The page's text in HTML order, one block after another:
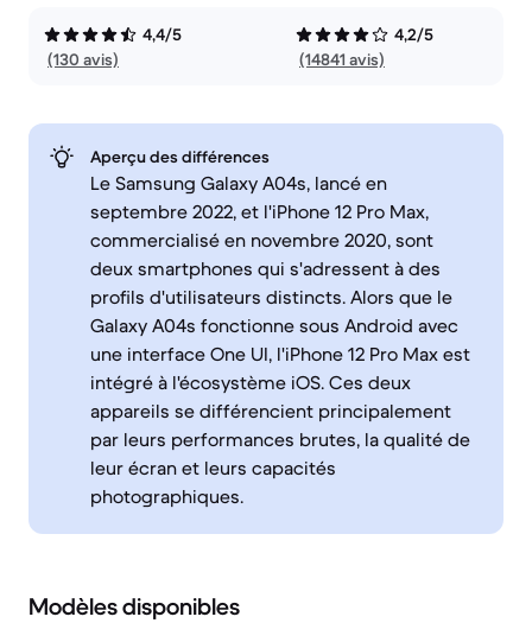
4,4/5
(130 avis)
4,2/5
(14841 avis)
Aperçu des différences
Le Samsung Galaxy A04s, lancé en
septembre 2022, et l'iPhone 12 Pro Max,
commercialisé en novembre 2020, sont
deux smartphones qui s'adressent à des
profils d'utilisateurs distincts. Alors que le
Galaxy A04s fonctionne sous Android avec
une interface One UI, l'iPhone 12 Pro Max est
intégré à l'écosystème iOS. Ces deux
appareils se différencient principalement
par leurs performances brutes, la qualité de
leur écran et leurs capacités
photographiques.
Modèles disponibles